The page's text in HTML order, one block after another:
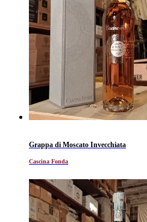
Grappa di Moscato Invecchiata
Cascina Fonda